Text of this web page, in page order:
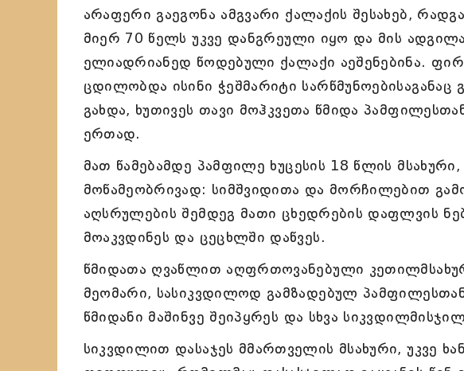
არაფერი გაეგონა ამგვარი ქალაქის შესახებ,
მიერ 70 წელს უკვე დანგრეული იყო და მის
ელიადრიანედ წოდებული ქალაქი აეშენებინა.
ცდილობდა ისინი ჭეშმარიტი
გახდა, ხუთივეს თავი მოჰკვეთა წმიდა
ერთად.
მათ წამებამდე პამფილე ხუცესის 18 წლის
მოწამეობრივად: სიმშვიდითა და მორჩილებით
აღსრულების შემდეგ მათი ცხედრების დაფლვის
მოაკვდინეს და ცეცხლში დაწვეს.
წმიდათა ღვაწლით აღფრთოვანებული
მეომარი, სასიკვდილოდ გამზადებულ
წმიდანი მაშინვე შეიპყრეს და სხვა
სიკვდილით დასაჯეს მმართველის მსახური, უკვე